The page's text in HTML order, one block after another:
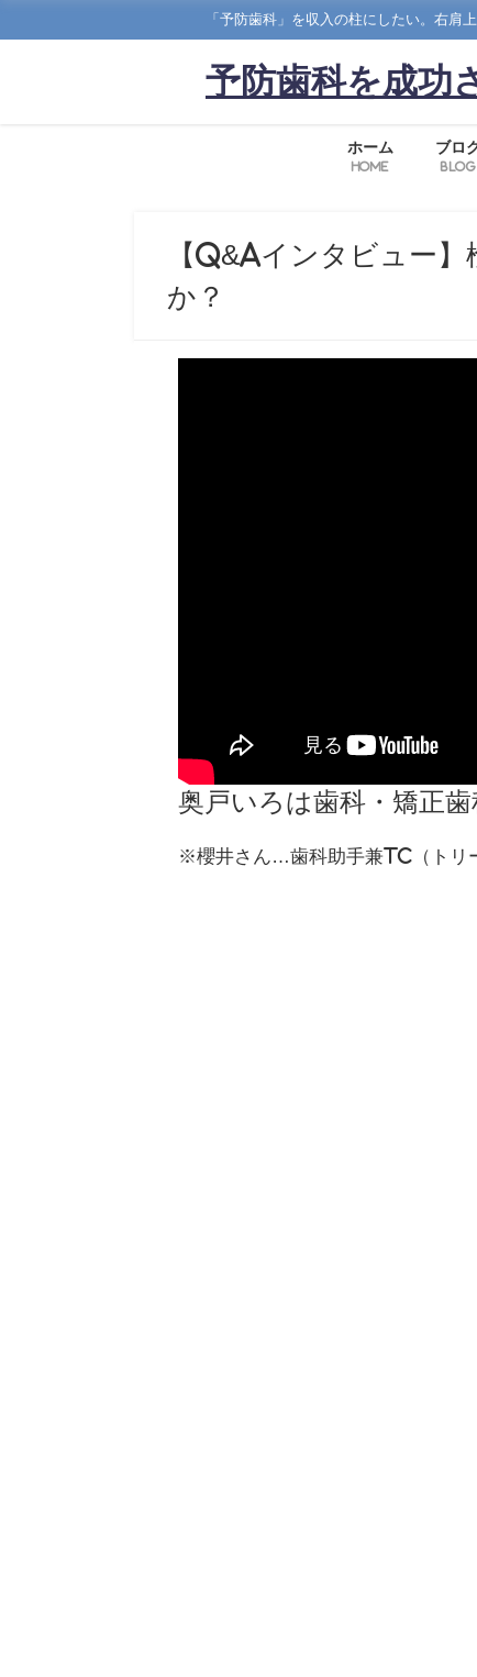
「予防歯科」を収入の柱にしたい。右肩
予防歯科を成功
ホーム
Home
ブロ
Blog
【Q&Aインタビュー
か？
奥戸いろは歯科・矯正歯
※櫻井さん…歯科助手兼TC（トリ